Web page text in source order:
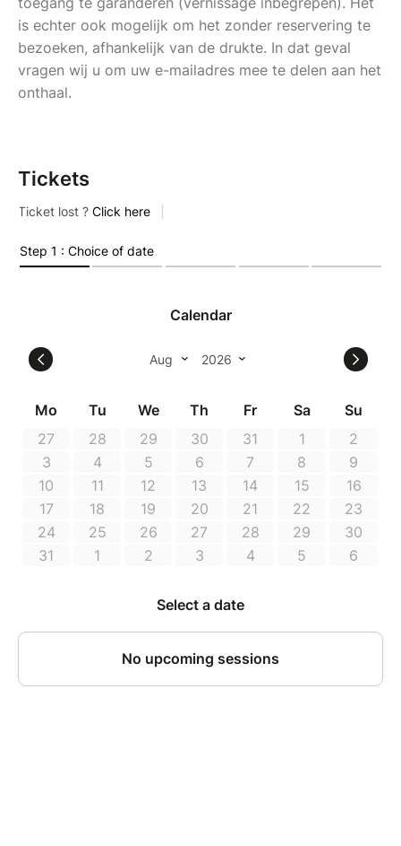
is echter ook mogelijk om het zonder reservering te
bezoeken, afhankelijk van de drukte. In dat geval
vragen wij u om uw e-mailadres mee te delen aan het
onthaal.
Tickets